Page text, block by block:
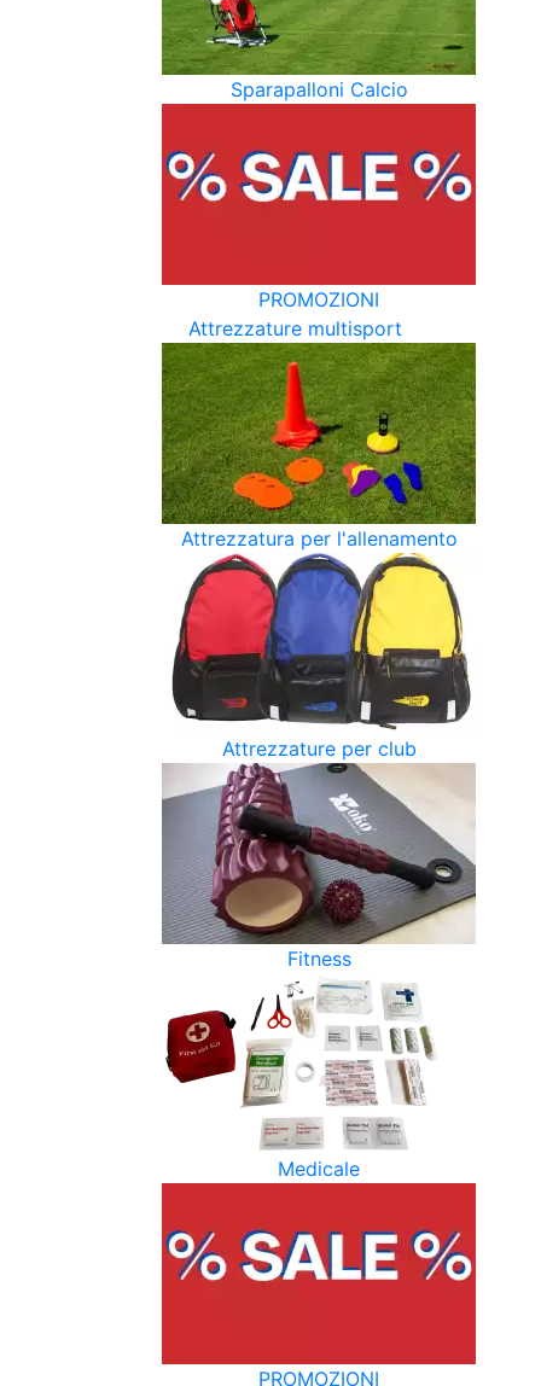
Sparapalloni Calcio
PROMOZIONI
Attrezzature multisport
Attrezzatura per l'allenamento
Attrezzature per club
Fitness
Medicale
PROMOZIONI